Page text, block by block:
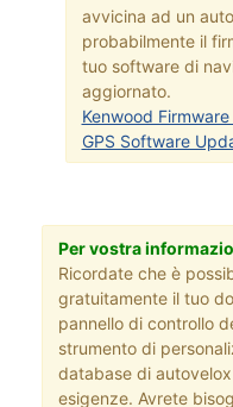
avvicina ad un
probabilmente il
tuo software di
aggiornato.
Kenwood
GPS Software
Per vostra
Ricordate che è
gratuitamente il tuo
pannello di controllo
strumento di
database di
esigenze. Avrete